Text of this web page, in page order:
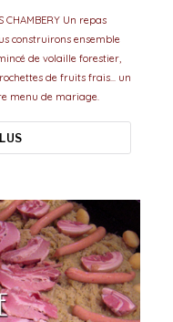
CHAMBERY Un repas
construirons ensemble
de volaille forestier,
de fruits frais... un
menu de mariage.